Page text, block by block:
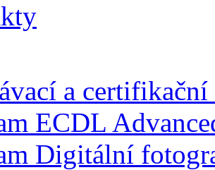
a certifikační
ECDL
Digitální